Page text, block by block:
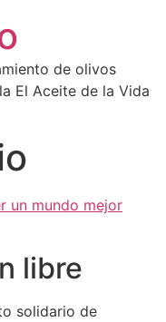
de olivos
El Aceite de la Vida
un mundo mejor
libre
solidario de